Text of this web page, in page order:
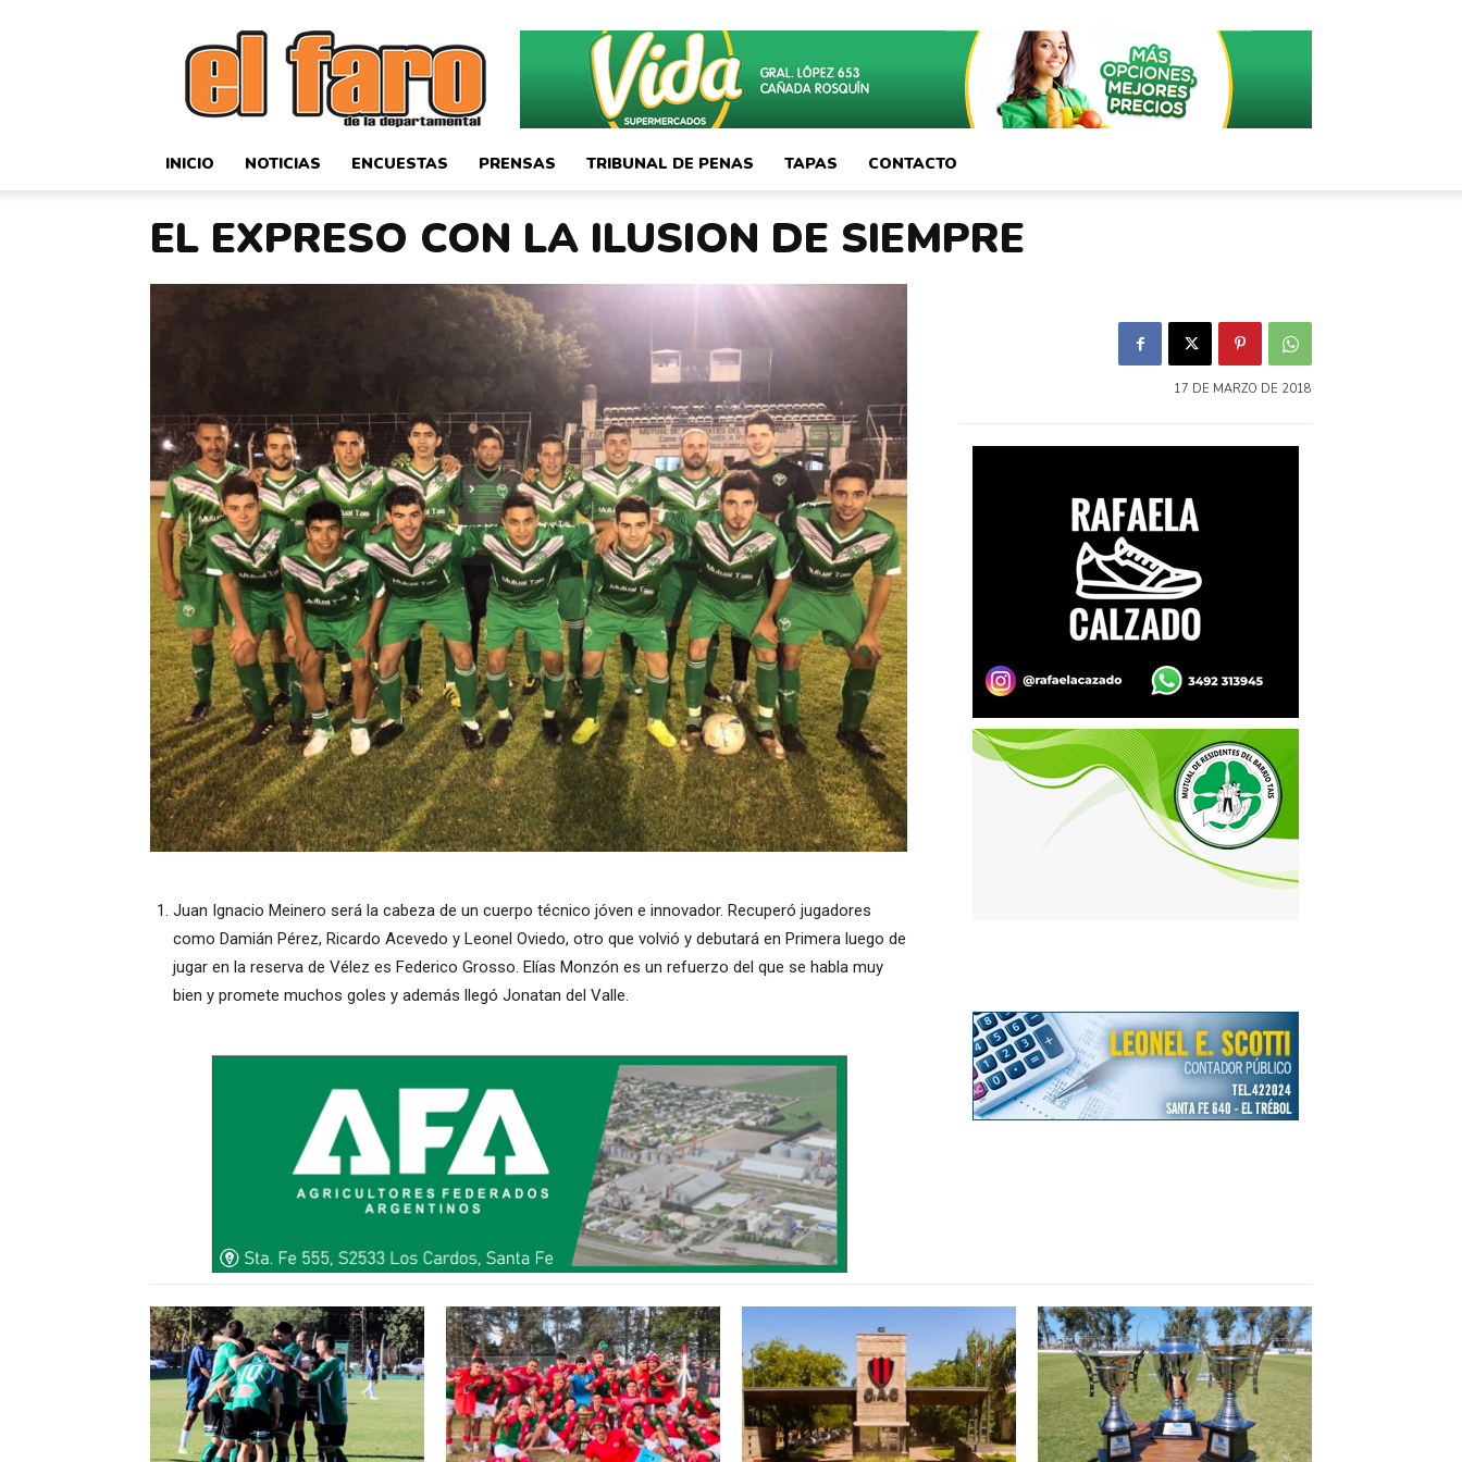
El
Faro
Deportivo
INICIO NOTICIAS ENCUESTAS PRENSAS TRIBUNAL DE PENAS TAPAS CONTACTO
EL EXPRESO CON LA ILUSION DE SIEMPRE
Juan Ignacio Meinero será la cabeza de un cuerpo técnico jóven e innovador. Recuperó jugadores
como Damián Pérez, Ricardo Acevedo y Leonel Oviedo, otro que volvió y debutará en Primera luego de
jugar en la reserva de Vélez es Federico Grosso. Elías Monzón es un refuerzo del que se habla muy
bien y promete muchos goles y además llegó Jonatan del Valle.
17 DE MARZO DE 2018